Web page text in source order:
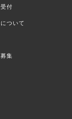
付
ついて
集